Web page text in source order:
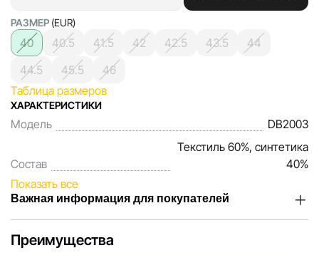
РАЗМЕР (EUR)
40 40.5 41.5 42 42.5 43.5
44
44.5
45.5
46
Таблица размеров
ХАРАКТЕРИСТИКИ
Модель DB2003
Состав
Текстиль 60%, синтетика
40%
Показать все
Важная информация для покупателей
наших покупателей. Каждый день мы работаем над тем,
Преимущества